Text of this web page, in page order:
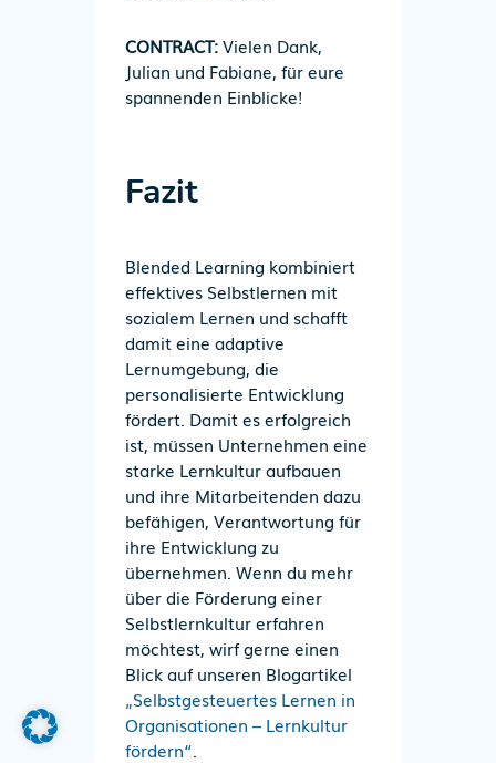
CONTRACT:Vielen Dank,
Julian und Fabiane, für eure
spannenden Einblicke!
Fazit
Blended Learning kombiniert
effektives Selbstlernen mit
sozialem Lernen und schafft
damit eine adaptive
Lernumgebung, die
personalisierte Entwicklung
fördert. Damit es erfolgreich
ist, müssen Unternehmen eine
starke Lernkultur aufbauen
und ihre Mitarbeitenden dazu
befähigen, Verantwortung für
ihre Entwicklung zu
übernehmen. Wenn du mehr
über die Förderung einer
Selbstlernkultur erfahren
möchtest, wirf gerne einen
Blick auf unseren Blogartikel
„Selbstgesteuertes Lernen in
Organisationen – Lernkultur
fördern“.